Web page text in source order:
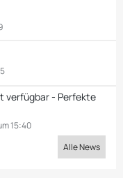
verfügbar - Perfekte
15:40
Alle News